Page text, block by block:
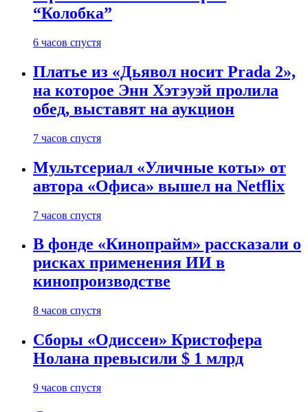
“Колобка”
6 часов спустя
Платье из «Дьявол носит Prada 2»,
на которое Энн Хэтэуэй пролила
обед, выставят на аукцион
7 часов спустя
Мультсериал «Уличные коты» от
автора «Офиса» вышел на Netflix
7 часов спустя
В фонде «Кинопрайм» рассказали о
рисках применения ИИ в
кинопроизводстве
8 часов спустя
Сборы «Одиссеи» Кристофера
Нолана превысили $ 1 млрд
9 часов спустя